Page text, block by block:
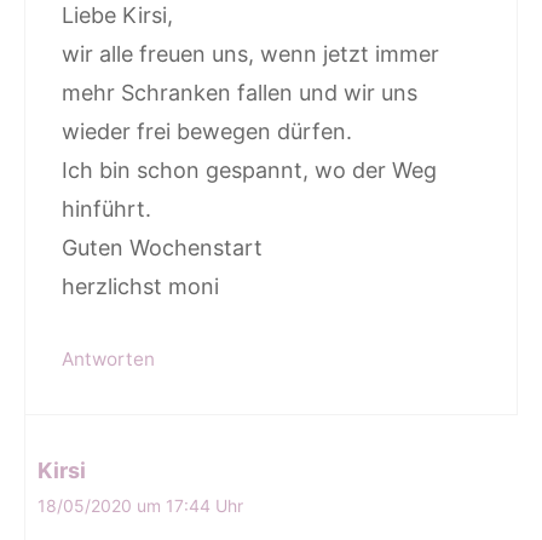
Liebe Kirsi,
wir alle freuen uns, wenn jetzt immer
mehr Schranken fallen und wir uns
wieder frei bewegen dürfen.
Ich bin schon gespannt, wo der Weg
hinführt.
Guten Wochenstart
herzlichst moni
Antworten
Kirsi
18/05/2020 um 17:44 Uhr